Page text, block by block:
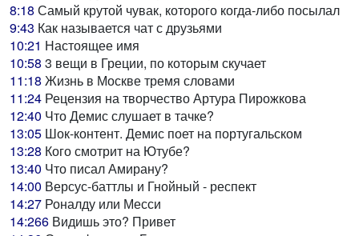
8:18 Самый крутой чувак, которого когда-либо посылал
9:43 Как называется чат с друзьями
10:21 Настоящее имя
10:58 3 вещи в Греции, по которым скучает
11:18 Жизнь в Москве тремя словами
11:24 Рецензия на творчество Артура Пирожкова
12:40 Что Демис слушает в тачке?
13:05 Шок-контент. Демис поет на португальском
13:28 Кого смотрит на Ютубе?
13:40 Что писал Амирану?
14:00 Версус-баттлы и Гнойный - респект
14:27 Роналду или Месси
14:266 Видишь это? Привет